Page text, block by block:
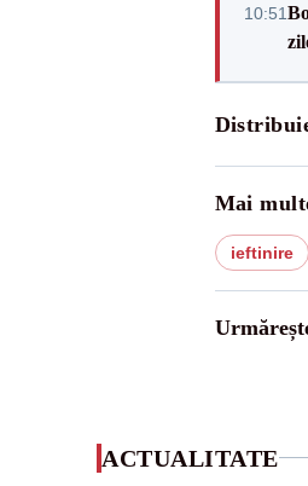
10:51
Mai
ieftinire
ACTUALITATE